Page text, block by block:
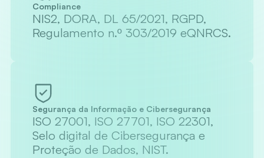
Compliance
NIS2, DORA, DL 65/2021, RGPD,
Regulamento n.º 303/2019 eQNRCS.
Segurança da Informação e Cibersegurança
ISO 27001, ISO 27701, ISO 22301,
Selo digital de Cibersegurança e
Proteção de Dados, NIST.